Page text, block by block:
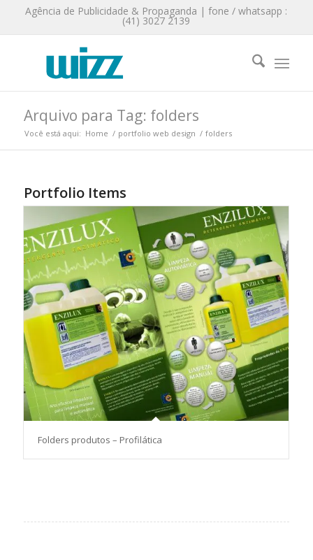
Agência de Publicidade & Propaganda | fone / whatsapp :
(41) 3027 2139
Arquivo para Tag: folders
Você está aqui: Home / portfolio web design / folders
Portfolio Items
Folders produtos – Profilática